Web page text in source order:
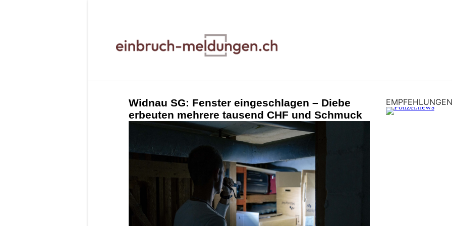
Widnau SG: Fenster eingeschlagen – Diebe
erbeuten mehrere tausend CHF und Schmuck
EMPFEHLUNGEN